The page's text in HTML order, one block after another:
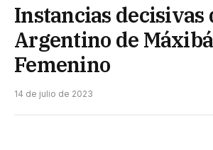
Instancias decisivas
Argentino de
Femenino
14 de julio de 2023